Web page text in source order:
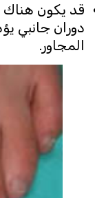
قد يكون هناك
دوران جانبي
المجاور.